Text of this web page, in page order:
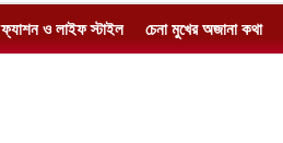
ফ্যাশন ও লাইফ স্টাইল চেনা মুখের অজানা কথা